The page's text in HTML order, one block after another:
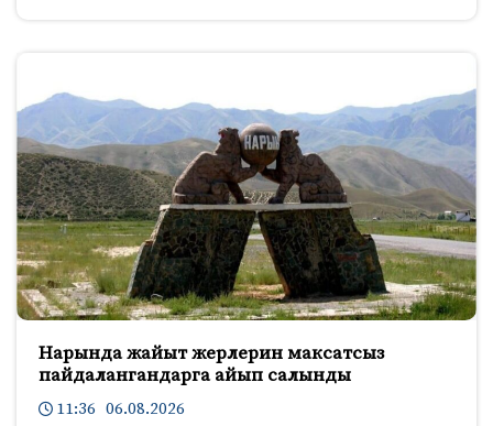
Нарында жайыт жерлерин максатсыз
пайдалангандарга айып салынды
11:36 06.08.2026